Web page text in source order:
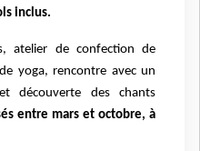
inclus.
atelier de confection de
yoga, rencontre avec un
découverte des chants
entre mars et octobre, à